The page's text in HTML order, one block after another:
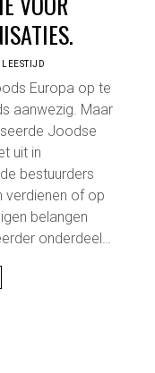
Europa op te
aanwezig. Maar
Joodse
uit in
bestuurders
verdienen of op
belangen
onderdeel…